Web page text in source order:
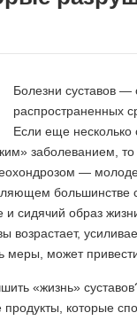
Болезни суставов —
распространенных
Если еще несколько
заболеванием, то
—
большинстве
сидячий образ
возрастает,
меры, может
«жизнь»
которые